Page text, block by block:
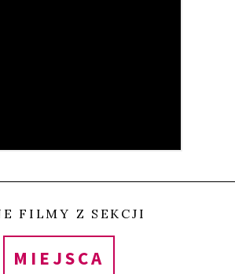
jego ojca Stipę oraz Renatę –
kobiet fukcjonujących w świecie
Poznajemy nie tylko ludzi, ale
jakie w ich życiu odgrywa
korrida.
FILMY Z SEKCJI
MIEJSCA